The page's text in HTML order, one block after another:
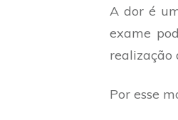
A dor é
exame
realização
Por esse